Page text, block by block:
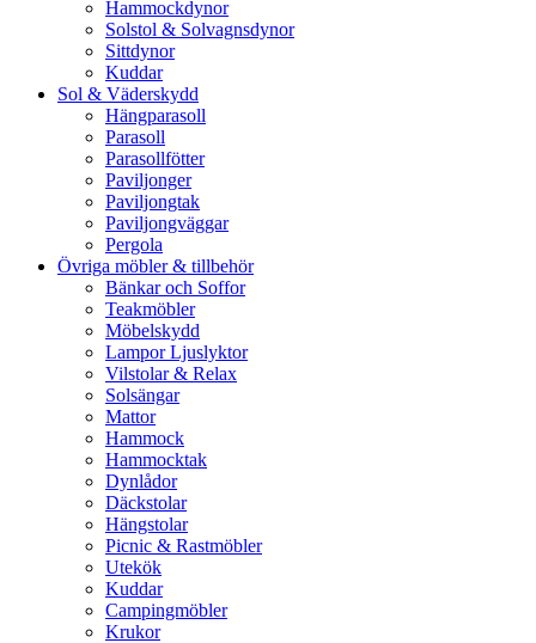
Hammockdynor
Solstol & Solvagnsdynor
Sittdynor
Kuddar
Sol & Väderskydd
Hängparasoll
Parasoll
Parasollfötter
Paviljonger
Paviljongtak
Paviljongväggar
Pergola
Övriga möbler & tillbehör
Bänkar och Soffor
Teakmöbler
Möbelskydd
Lampor Ljuslyktor
Vilstolar & Relax
Solsängar
Mattor
Hammock
Hammocktak
Dynlådor
Däckstolar
Hängstolar
Picnic & Rastmöbler
Utekök
Kuddar
Campingmöbler
Krukor